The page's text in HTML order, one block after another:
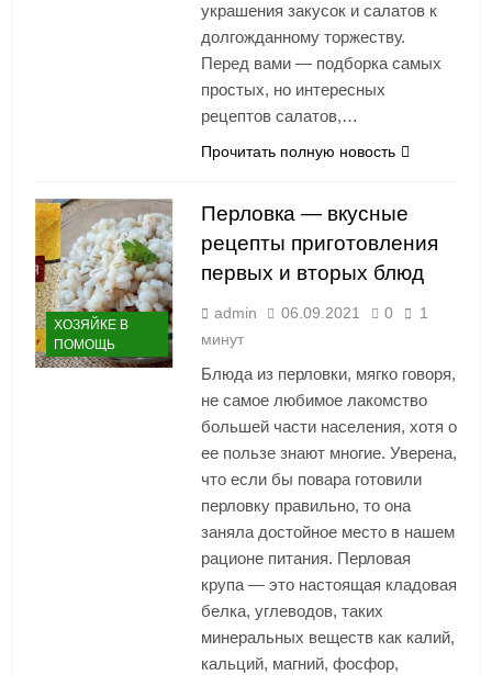
украшения закусок и салатов к
долгожданному торжеству.
Перед вами — подборка самых
простых, но интересных
рецептов салатов,…
Прочитать полную новость
ХОЗЯЙКЕ В
ПОМОЩЬ
Перловка — вкусные
рецепты приготовления
первых и вторых блюд
admin 06.09.2021 0
1
минут
Блюда из перловки, мягко говоря,
не самое любимое лакомство
большей части населения, хотя о
ее пользе знают многие. Уверена,
что если бы повара готовили
перловку правильно, то она
заняла достойное место в нашем
рационе питания. Перловая
крупа — это настоящая кладовая
белка, углеводов, таких
минеральных веществ как калий,
кальций, магний, фосфор,